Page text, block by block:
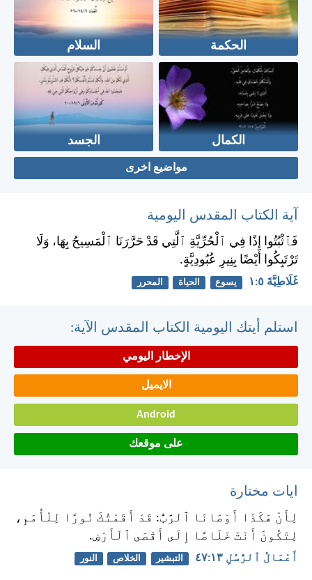
الحكمة السلام
الكمال الجسد
مواضيع اخرى
آية الكتاب المقدس اليومية
فَٱثْبُتُوا إِذًا فِي ٱلْحُرِّيَّةِ ٱلَّتِي قَدْ حَرَّرَنَا ٱلْمَسِيحُ بِهَا، وَلَا
تَرْتَبِكُوا أَيْضًا بِنِيرِ عُبُودِيَّةٍ.
غَلَاطِيَّةَ ٥:‏١ يسوع الحياة المحرر
استلم أيتك اليومية الكتاب المقدس الآية:
الإخطار اليومي
الايميل
Android
على موقعك
ايات مختارة
لِأَنْ هَكَذَا أَوْصَانَا ٱلرَّبُّ: قَدْ أَقَمْتُكَ نُورًا لِلْأُمَمِ،
لِتَكُونَ أَنْتَ خَلَاصًا إِلَى أَقْصَى ٱلْأَرْضِ.
أَعْمَالُ ٱلرُّسُلِ ١٣:‏٤٧ التبشير الخلاص النور